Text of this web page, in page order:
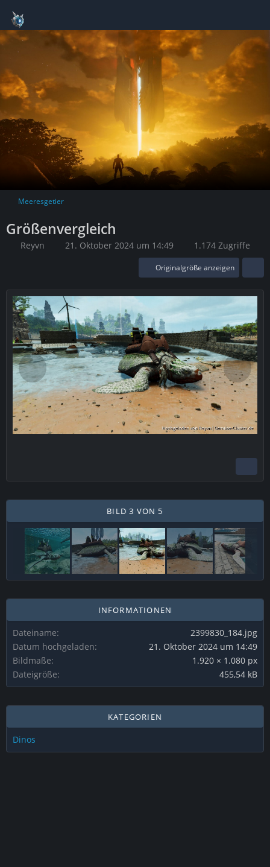
Meeresgetier
Größenvergleich
Reyvn 21. Oktober 2024 um 14:49 1.174 Zugriffe
Originalgröße anzeigen
BILD 3 VON 5
INFORMATIONEN
Dateiname
2399830_184.jpg
Datum hochgeladen
21. Oktober 2024 um 14:49
Bildmaße
1.920 × 1.080 px
Dateigröße
455,54 kB
KATEGORIEN
Dinos